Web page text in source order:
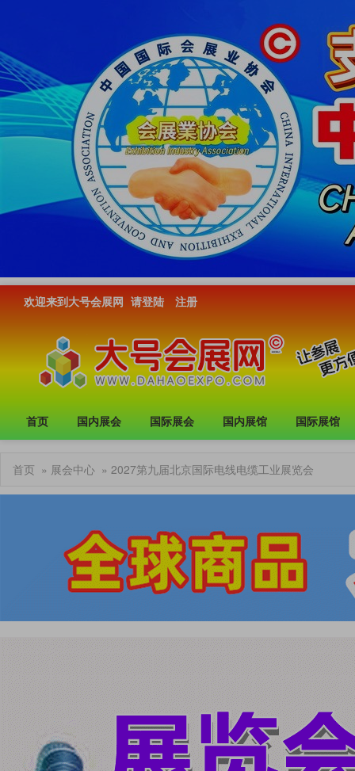
欢迎来到大号会展网 请登陆 注册
首页 国内展会 国际展会 国内展馆 国际展馆
首页 » 展会中心 » 2027第九届北京国际电线电缆工业展览会